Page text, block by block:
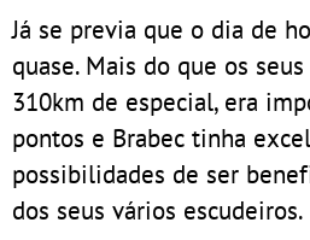
Já se previa que o dia de
quase. Mais do que os
310km de especial, era
pontos e Brabec tinha
possibilidades de ser
dos seus vários escudeiros.